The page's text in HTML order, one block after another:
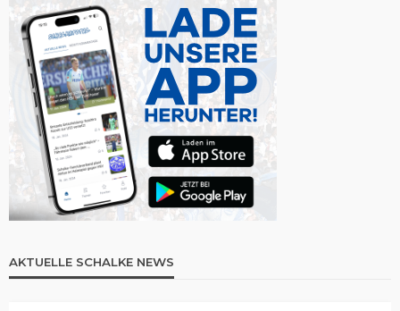
AKTUELLE SCHALKE NEWS